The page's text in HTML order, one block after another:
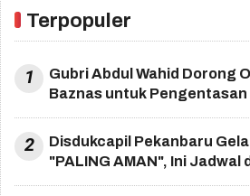
Terpopuler
1
Gubri Abdul Wahid Dorong
Baznas untuk Pengentasan
2
Disdukcapil Pekanbaru
"PALING AMAN", Ini Jadwal